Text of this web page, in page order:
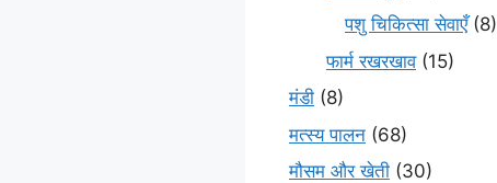
पशु चिकित्सा सेवाएँ(8)
फार्म रखरखाव(15)
मंडी (8)
मत्स्य पालन (68)
मौसम और खेती (30)